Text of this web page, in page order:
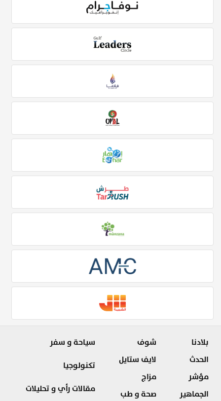
بلادنا
الحدث
مؤشر
الجماهير
شوف
لايف ستايل
مزاج
صحة و طب
سياحة و سفر
تكنولوجيا
مقالات رأي و تحليلات